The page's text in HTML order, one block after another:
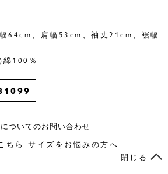
64cm、肩幅53cm、袖丈21cm、裾幅
100％
ついてのお問い合わせ
ちら サイズをお悩みの方へ
閉じる